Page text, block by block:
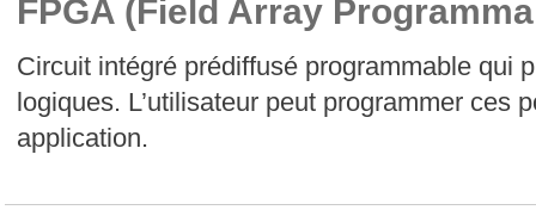
FPGA (Field Array
Circuit intégré prédiffusé programmable qui
logiques. L’utilisateur peut programmer ces
application.